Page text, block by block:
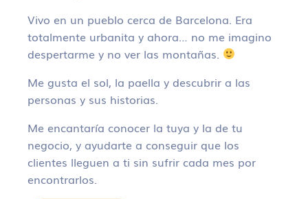
Vivo en un pueblo cerca de Barcelona. Era
totalmente urbanita y ahora… no me imagino
despertarme y no ver las montañas.
Me gusta el sol, la paella y descubrir a las
personas y sus historias.
Me encantaría conocer la tuya y la de tu
negocio, y ayudarte a conseguir que los
clientes lleguen a ti sin sufrir cada mes por
encontrarlos.